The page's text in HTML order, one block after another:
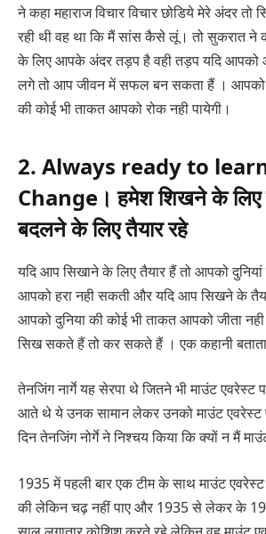
ने कहा महाराज विचार विचार छोडिये मेरे अंदर तो
रही थी वह था कि मैं सांस कैसे लूं। तो सुकरात
के लिए आपके अंदर तड़प है वही तड़प यदि आपको
लगे तो आप जीवन में सफल बन सकता हैं । आपको
की कोई भी ताकत आपको रोक नही पायेगी।
2. Always ready to
Change। हमेश शिखने के लिए
बदलने के लिए तैयार रहे
यदि आप सिखाने के लिए तैयार हैं तो आपको
आपको हरा नही सकती और यदि आप सिखने के
आपको दुनिया की कोई भी ताकत आपको जीता
सिख सकते हैं तो कर सकते हैं । एक कहानी
तेनजिंग नार्गे यह सेरपा थे जितने भी माउंट
आते थे ये उनक सामान लेकर उनको माउंट
दिन तेनजिंग नोर्गे ने निश्चय किया कि क्यों न मैं
1935 में पहली बार एक टीम के साथ माउंट
की लेकिन चढ़ नहीं पाए और 1935 से लेकर के